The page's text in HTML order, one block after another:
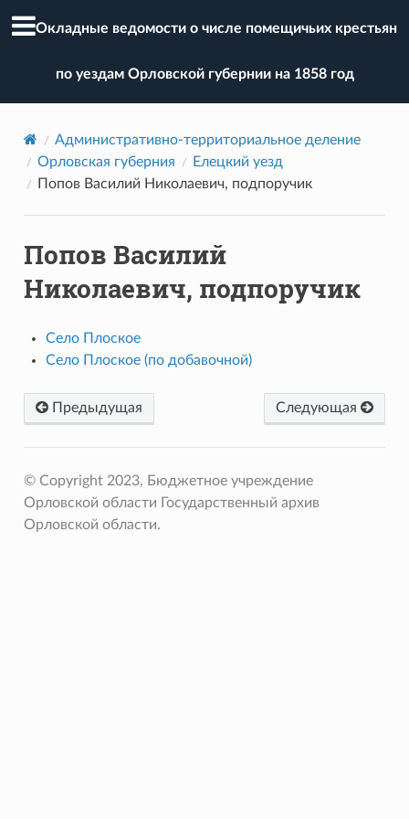
Окладные ведомости о числе помещичьих крестьян
по уездам Орловской губернии на 1858 год
Административно-территориальное деление
Орловская губерния
Елецкий уезд
Попов Василий Николаевич, подпоручик
Попов Василий
Николаевич, подпоручик
Село Плоское
Село Плоское (по добавочной)
Предыдущая Следующая
© Copyright 2023, Бюджетное учреждение
Орловской области Государственный архив
Орловской области.